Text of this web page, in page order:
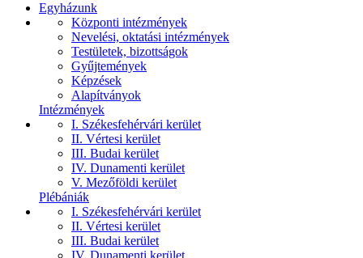
Egyházunk
Központi intézmények
Nevelési, oktatási intézmények
Testületek, bizottságok
Gyűjtemények
Képzések
Alapítványok
Intézmények
I. Székesfehérvári kerület
II. Vértesi kerület
III. Budai kerület
IV. Dunamenti kerület
V. Mezőföldi kerület
Plébániák
I. Székesfehérvári kerület
II. Vértesi kerület
III. Budai kerület
IV. Dunamenti kerület